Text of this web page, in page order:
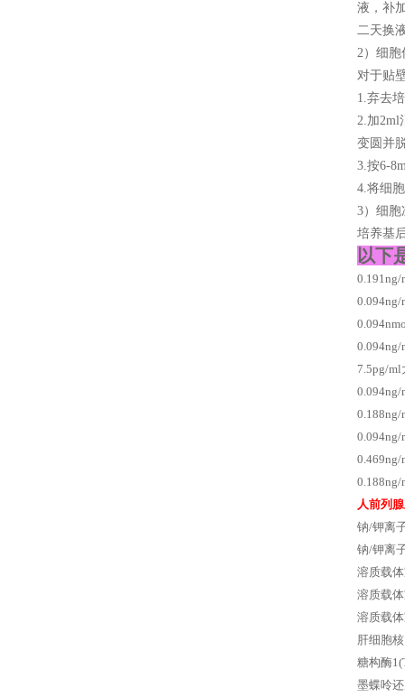
液，补
二天换
2）细胞
对于贴
1.弃去
2.加2ml
变圆并
3.按6-
4.将细
3）细胞
培养基
以下
0.191ng/
0.094ng/
7.5pg/ml
0.469ng/
0.188ng/
人前列
钠/钾离
钠/钾离
溶质载
溶质载
溶质载
肝细胞
糖构酶
墨蝶呤